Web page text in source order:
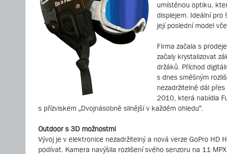
umístěnou optiku,
displejem. Ideální pro
její poslední model
Firma začala s
začaly krystalizovat
držáků. Příchod
s dnes směšným
nezadržitelně dál
2010, která nabídla
s přízviskem „Dvojnásobně silnější v každém ohledu“.
Outdoor s 3D možnostmi
Vývoj je v elektronice nezadržitelný a nová verze GoPro
podívat. Kamera navýšila rozlišení svého senzoru na 11